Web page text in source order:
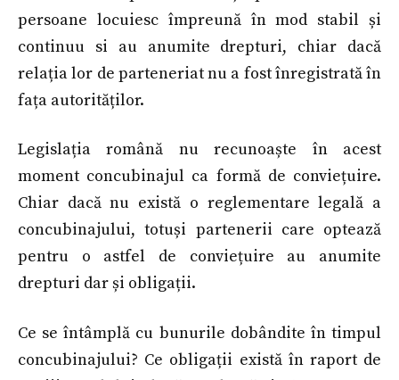
persoane locuiesc împreună în mod stabil și
continuu si au anumite drepturi, chiar dacă
relația lor de parteneriat nu a fost înregistrată în
fața autorităților.
Legislația română nu recunoaște în acest
moment concubinajul ca formă de conviețuire.
Chiar dacă nu există o reglementare legală a
concubinajului, totuși partenerii care optează
pentru o astfel de conviețuire au anumite
drepturi dar și obligații.
Ce se întâmplă cu bunurile dobândite în timpul
concubinajului? Ce obligații există în raport de